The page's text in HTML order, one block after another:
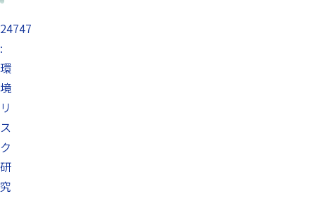
24747
:
環
境
リ
ス
ク
研
究